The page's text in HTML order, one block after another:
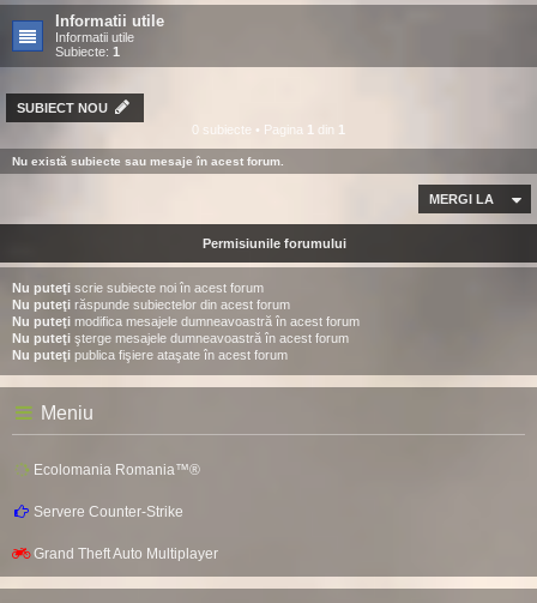
Informatii utile
Informatii utile
Subiecte: 1
SUBIECT NOU
0 subiecte • Pagina 1 din 1
Nu există subiecte sau mesaje în acest forum.
MERGI LA
Permisiunile forumului
Nu puteţi scrie subiecte noi în acest forum
Nu puteţi răspunde subiectelor din acest forum
Nu puteţi modifica mesajele dumneavoastră în acest forum
Nu puteţi şterge mesajele dumneavoastră în acest forum
Nu puteţi publica fişiere ataşate în acest forum
Meniu
Ecolomania Romania™®
Servere Counter-Strike
Grand Theft Auto Multiplayer